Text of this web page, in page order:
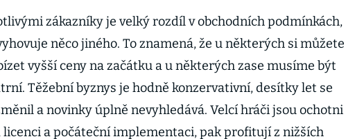
zákazníky je velký rozdíl v obchodních podmínkách,
něco jiného. To znamená, že u některých si můžete
vyšší ceny na začátku a u některých zase musíme být
Těžební byznys je hodně konzervativní, desítky let se
a novinky úplně nevyhledává. Velcí hráči jsou ochotni
licenci a počáteční implementaci, pak profitují z nižších